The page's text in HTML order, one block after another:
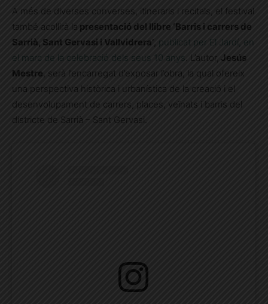
A més de diverses converses, itineraris i recitals, el festival
també acollirà la presentació del llibre ‘Barris i carrers de
Sarrià, Sant Gervasi i Vallvidrera’ publicat per El Jardí, en
el marc de la celebració dels seus 10 anys . L’autor, Jesús
Mestre , serà l’encarregat d’exposar l’obra, la qual ofereix
una perspectiva històrica i urbanística de la creació i el
desenvolupament de carrers, places, veïnats i barris del
districte de Sarrià – Sant Gervasi.